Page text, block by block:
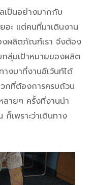
เป็นอย่างมากกับ
อะ แต่คนที่มาเดินงาน
งผลิตภัณฑ์เรา จึงต้อง
กลุ่มเป้าหมายของผลิต
างมาที่งานอีเว้นท์ได้
กที่ต้องการครบถ้วน
ายๆ ครั้งที่งานน่า
ก็เพราะว่าเดินทาง